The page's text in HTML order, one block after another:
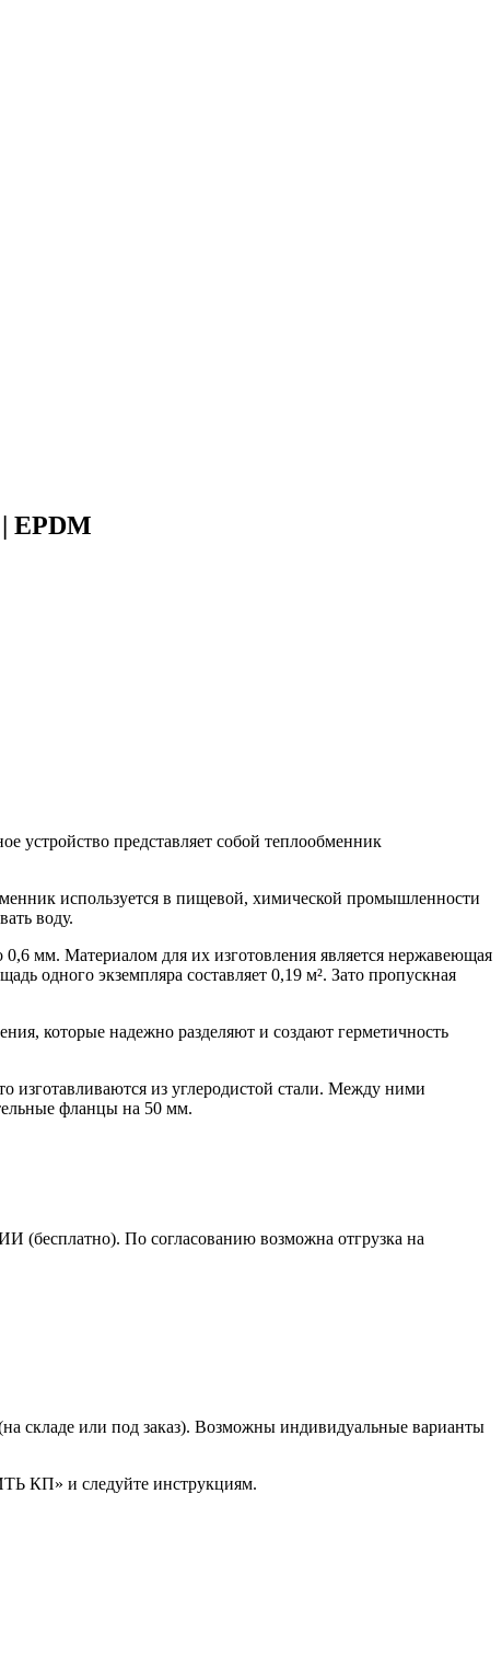
EPDM
устройство представляет собой теплообменник
используется в пищевой, химической промышленности
воду.
мм. Материалом для их изготовления является нержавеющая
одного экземпляра составляет 0,19 м². Зато пропускная
которые надежно разделяют и создают герметичность
изготавливаются из углеродистой стали. Между ними
фланцы на 50 мм.
По согласованию возможна отгрузка на
складе или под заказ). Возможны индивидуальные варианты
КП» и следуйте инструкциям.